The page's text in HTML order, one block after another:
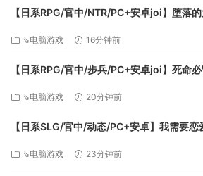
密套装；接触时尚的上流人士，探索这
——这一大堆潮流罪犯都是从哪儿冒出来
【日系RPG/官中/NTR/PC+安卓joi】堕落
⇘电脑游戏 16分钟前
【日系RPG/官中/步兵/PC+安卓joi】死命
⇘电脑游戏 20分钟前
【日系SLG/官中/动态/PC+安卓】我需要
⇘电脑游戏 23分钟前